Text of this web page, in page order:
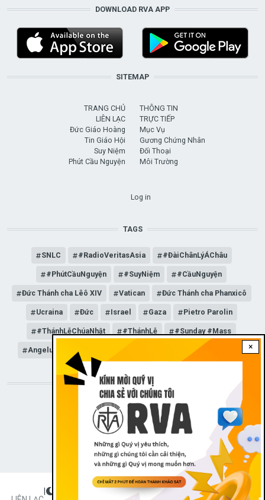
×
DOWNLOAD RVA APP
SITEMAP
TRANG CHỦ
LIÊN LẠC
Đức Giáo Hoàng
Tin Giáo Hội
Suy Niệm
Phút Cầu Nguyện
THÔNG TIN
TRỰC TIẾP
Mục Vụ
Gương Chứng Nhân
Đối Thoại
Môi Trường
Log in
TAGS
SNLC #RadioVeritasAsia #ĐàiChânLýÁChâu
#PhútCầuNguyện #SuyNiệm #CầuNguyện
Đức Thánh cha Lêô XIV Vatican Đức Thánh cha Phanxicô
Ucraina Đức Israel Gaza Pietro Parolin
#ThánhLễChúaNhật #ThánhLễ #Sunday #Mass
Angelus Đức Giáo hoàng Lêô XIV General Audience
STAY CONNECTED WITH US!
FOOTER